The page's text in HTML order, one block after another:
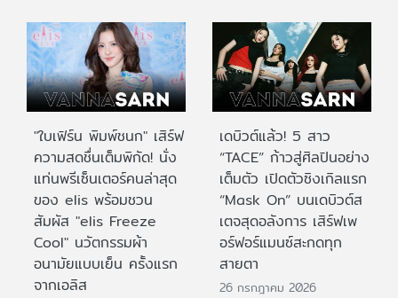
"ใบเฟิร์น พิมพ์ชนก" เสิร์ฟ
ความสดชื่นเต็มพิกัด! นั่ง
แท่นพรีเซ็นเตอร์คนล่าสุด
ของ elis พร้อมชวน
สัมผัส "elis Freeze
Cool" นวัตกรรมผ้า
อนามัยแบบเย็น ครั้งแรก
จากเอลิส
เดบิวต์แล้ว! 5 สาว
“TACE” ก้าวสู่ศิลปินอย่าง
เต็มตัว เปิดตัวซิงเกิลแรก
“Mask On” บนเดบิวต์ส
เตจสุดอลังการ เสิร์ฟเพ
อร์ฟอร์แมนซ์สะกดทุก
สายตา
26 กรกฎาคม 2026